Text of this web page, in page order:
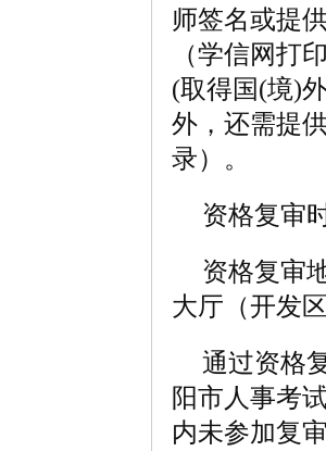
师签名或提
（学信网打
(取得国(境)
外，还需提
录）。
资格复审
资格复审
大厅（开发
通过资格
阳市人事考
内未参加复